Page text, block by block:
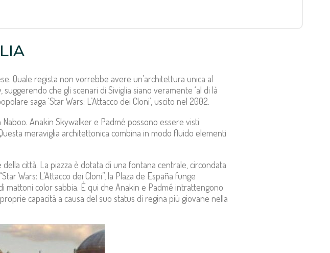
Quale regista non vorrebbe avere un’architettura unica al
che gli scenari di Siviglia siano veramente ‘al di là
saga ‘Star Wars: L’Attacco dei Cloni’, uscito nel 2002.
Anakin Skywalker e Padmé possono essere visti
meraviglia architettonica combina in modo fluido elementi
della città. La piazza è dotata di una fontana centrale, circondata
Wars: L’Attacco dei Cloni”, la Plaza de España funge
color sabbia. È qui che Anakin e Padmé intrattengono
capacità a causa del suo status di regina più giovane nella